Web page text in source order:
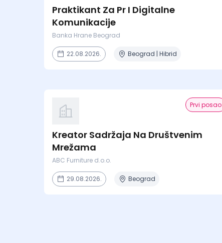
Praktikant Za Pr I Digitalne
Komunikacije
Banka Hrane Beograd
22.08.2026. Beograd | Hibrid
Prvi posao
Kreator Sadržaja Na Društvenim
Mrežama
ABC Furniture d.o.o.
29.08.2026. Beograd